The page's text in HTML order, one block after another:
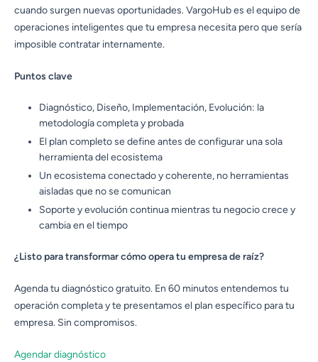
cuando surgen nuevas oportunidades. VargoHub es el equipo de
operaciones inteligentes que tu empresa necesita pero que sería
imposible contratar internamente.
Puntos clave
Diagnóstico, Diseño, Implementación, Evolución: la
metodología completa y probada
El plan completo se define antes de configurar una sola
herramienta del ecosistema
Un ecosistema conectado y coherente, no herramientas
aisladas que no se comunican
Soporte y evolución continua mientras tu negocio crece y
cambia en el tiempo
¿Listo para transformar cómo opera tu empresa de raíz?
Agenda tu diagnóstico gratuito. En 60 minutos entendemos tu
operación completa y te presentamos el plan específico para tu
empresa. Sin compromisos.
Agendar diagnóstico